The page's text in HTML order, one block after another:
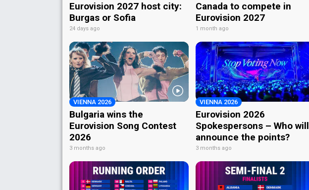
Eurovision 2027 host city:
Burgas or Sofia
24 days ago
Canada to compete in
Eurovision 2027
1 month ago
VIENNA 2026
Bulgaria wins the
Eurovision Song Contest
2026
3 months ago
VIENNA 2026
Eurovision 2026
Spokespersons – Who will
announce the points?
3 months ago